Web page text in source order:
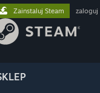
Zainstaluj Steam zaloguj